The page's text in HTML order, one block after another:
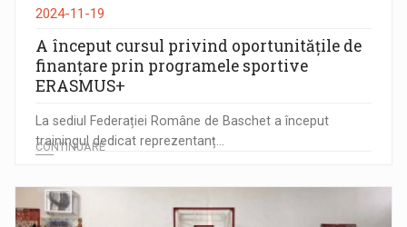
2024-11-19
A început cursul privind oportunitățile de
finanțare prin programele sportive
ERASMUS+
La sediul Federației Române de Baschet a început
trainingul dedicat reprezentanț...
CONTINUARE